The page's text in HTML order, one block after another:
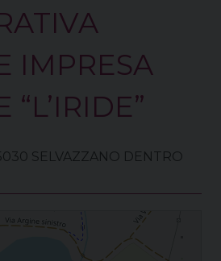
IMPRESA
“L’IRIDE”
SELVAZZANO DENTRO
Arcangelo